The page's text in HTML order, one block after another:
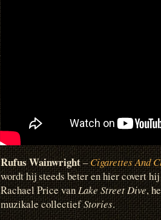
Rufus Wainwright–Cigarettes And
wordt hij steeds beter en hier covert
Rachael Price vanLake Street Dive,
muzikale collectiefStories.